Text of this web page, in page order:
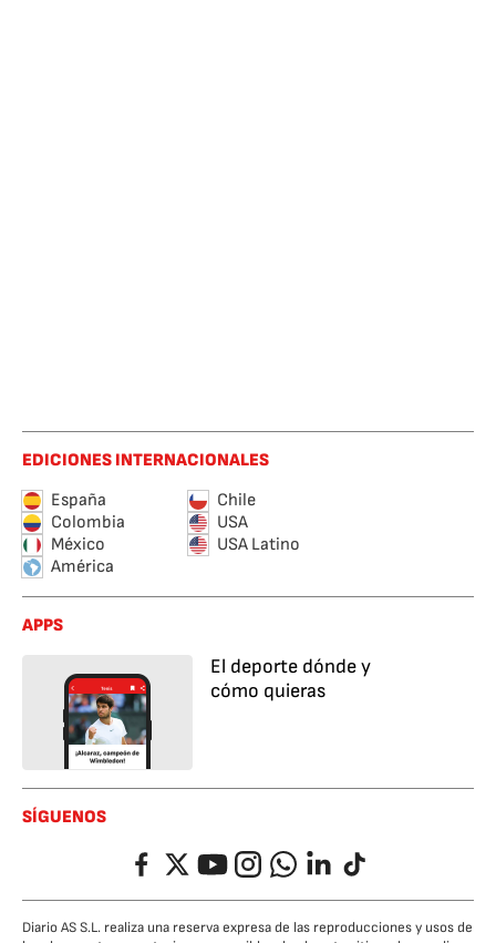
EDICIONES INTERNACIONALES
España
Chile
Colombia
USA
México
USA Latino
América
APPS
El deporte dónde y
cómo quieras
SÍGUENOS
FacebookTwitterYouTubeInstagramWhatsappLinkedIn
TikTok
Diario AS S.L. realiza una reserva expresa de las reproducciones y usos de